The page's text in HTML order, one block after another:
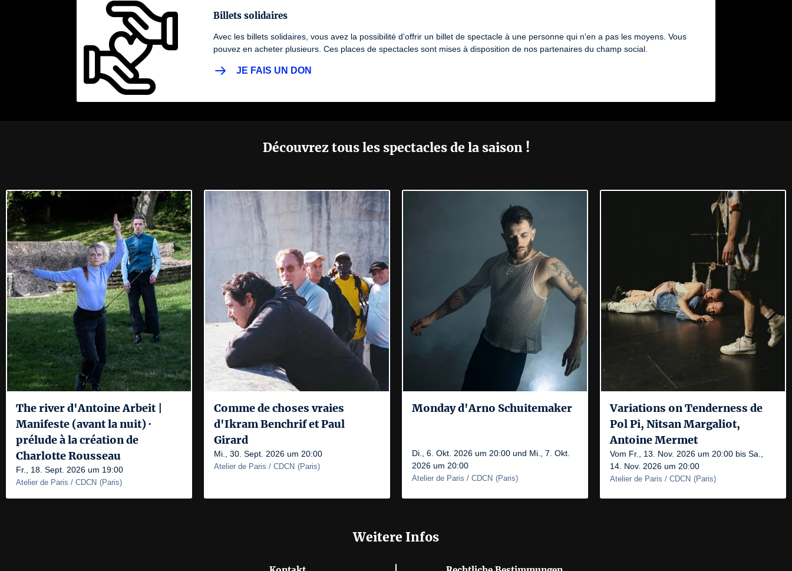
Billets solidaires
Avec les billets solidaires, vous avez la possibilité d'offrir un billet de spectacle à une personne qui n'en a pas les moyens. Vous
pouvez en acheter plusieurs. Ces places de spectacles sont mises à disposition de nos partenaires du champ social.
JE FAIS UN DON
Découvrez tous les spectacles de la saison !
The river d'Antoine Arbeit |
Manifeste (avant la nuit) ·
prélude à la création de
Charlotte Rousseau
Fr., 18. Sept. 2026 um 19:00
Atelier de Paris / CDCN (Paris)
Comme de choses vraies
d'Ikram Benchrif et Paul
Girard
Mi., 30. Sept. 2026 um 20:00
Atelier de Paris / CDCN (Paris)
Monday d'Arno Schuitemaker
Di., 6. Okt. 2026 um 20:00 und Mi., 7. Okt.
2026 um 20:00
Atelier de Paris / CDCN (Paris)
Variations on Tenderness de
Pol Pi, Nitsan Margaliot,
Antoine Mermet
Vom Fr., 13. Nov. 2026 um 20:00 bis Sa.,
14. Nov. 2026 um 20:00
Atelier de Paris / CDCN (Paris)
Weitere Infos